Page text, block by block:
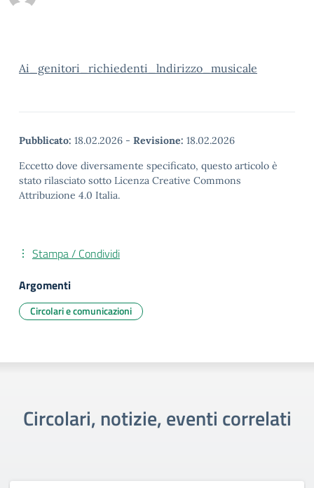
Ai_genitori_richiedenti_lndirizzo_musicale
Pubblicato: 18.02.2026 - Revisione: 18.02.2026
Eccetto dove diversamente specificato, questo articolo è
stato rilasciato sotto Licenza Creative Commons
Attribuzione 4.0 Italia.
Stampa / Condividi
Argomenti
Circolari e comunicazioni
Circolari, notizie, eventi correlati